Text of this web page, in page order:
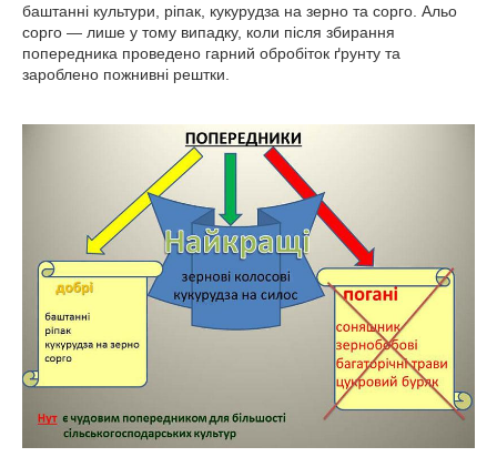
баштанні культури, ріпак, кукурудза на зерно та сорго. Альо
сорго — лише у тому випадку, коли після збирання
попередника проведено гарний обробіток ґрунту та
зароблено пожнивні рештки.